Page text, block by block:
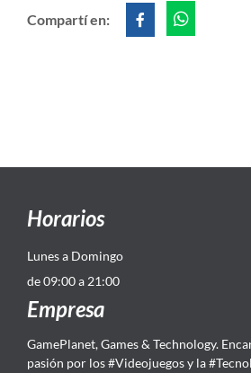
Compartí en:
Horarios
Lunes a Domingo
de 09:00 a 21:00
Empresa
GamePlanet, Games & Technology.
pasión por los #Videojuegos y la